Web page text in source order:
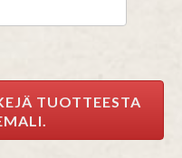
TUOTTEESTA